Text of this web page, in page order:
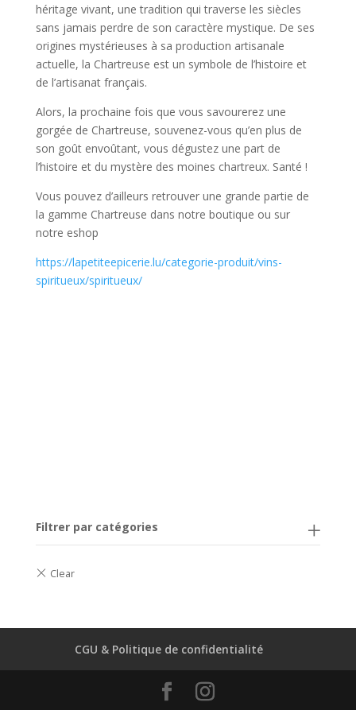
héritage vivant, une tradition qui traverse les siècles
sans jamais perdre de son caractère mystique. De ses
origines mystérieuses à sa production artisanale
actuelle, la Chartreuse est un symbole de l’histoire et
de l’artisanat français.
Alors, la prochaine fois que vous savourerez une
gorgée de Chartreuse, souvenez-vous qu’en plus de
son goût envoûtant, vous dégustez une part de
l’histoire et du mystère des moines chartreux. Santé !
Vous pouvez d’ailleurs retrouver une grande partie de
la gamme Chartreuse dans notre boutique ou sur
notre eshop
https://lapetiteepicerie.lu/categorie-produit/vins-
spiritueux/spiritueux/
Filtrer par catégories
CGU & Politique de confidentialité